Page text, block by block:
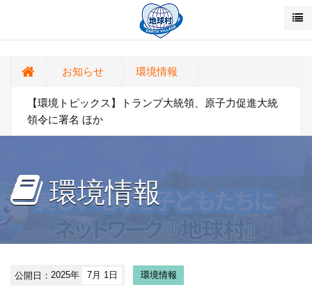
お知らせ 環境情報
【環境トピックス】トランプ大統領、原子力促進大統
領令に署名 ほか
環境情報
公開日：2025年 7月 1日 環境情報